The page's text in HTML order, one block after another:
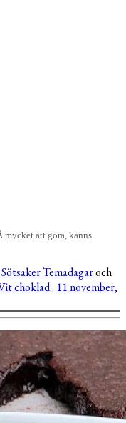
mycket att göra, känns
SötsakerTemadagaroch
choklad. 11 november,